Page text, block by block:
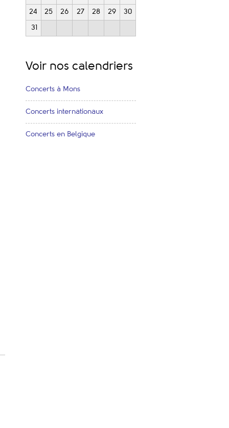
24 25 26 27 28 29 30
31
Voir nos calendriers
Concerts à Mons
Concerts internationaux
Concerts en Belgique